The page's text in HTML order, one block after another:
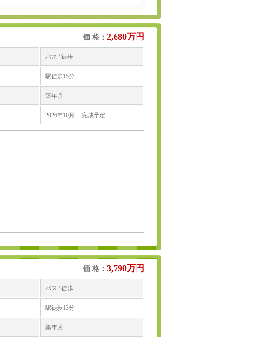
価 格： 2,680万円
バス / 徒歩
駅徒歩15分
築年月
2026年10月 完成予定
価 格： 3,790万円
バス / 徒歩
駅徒歩13分
築年月